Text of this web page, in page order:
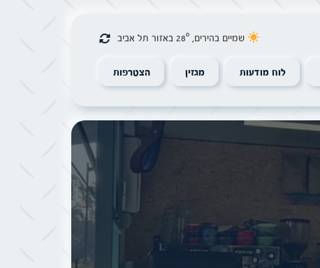
שמיים בהירים, 28° באזור תל אביב
לוח מודעות מגזין הצטרפות